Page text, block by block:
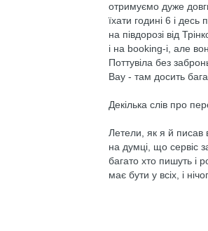
отримуємо дуже
їхати годині 6 і
на півдорозі від
і на booking-і, але
Поттувіла без
Bay - там досить
Декілька слів про
Летели, як я й
на думці, що сервіс
багато хто пишуть і
має бути у всіх, і